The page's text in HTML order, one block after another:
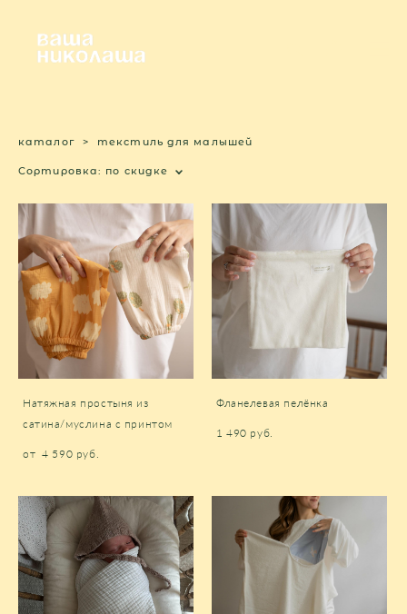
каталог > текстиль для малышей
Сортировка: по скидке
Натяжная простыня из
сатина/муслина с принтом
от 4 590 pуб.
Фланелевая пелёнка
1 490 pуб.